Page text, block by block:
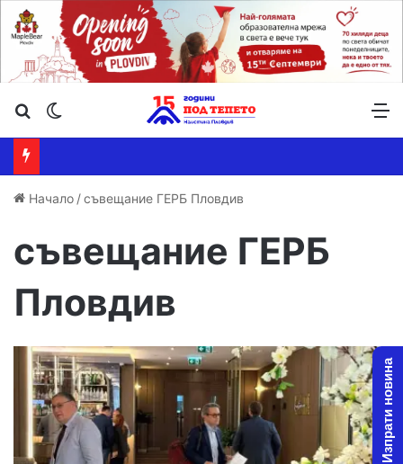
Търсене ...
Начало /съвещание ГЕРБ Пловдив
съвещание ГЕРБ
Пловдив
Изпрати новина